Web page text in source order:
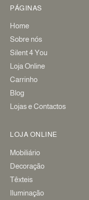
PÁGINAS
Home
Sobre nós
Silent 4 You
Loja Online
Carrinho
Blog
Lojas e Contactos
LOJA ONLINE
Mobiliário
Decoração
Têxteis
Iluminação